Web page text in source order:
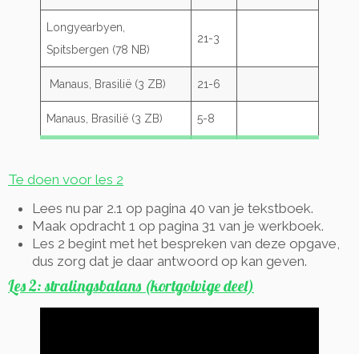
Longyearbyen,
Spitsbergen (78 NB)
21-3
Manaus, Brasilië (3 ZB) 21-6
Manaus, Brasilië (3 ZB) 5-8
Te doen voor les 2
Lees nu par 2.1 op pagina 40 van je tekstboek.
Maak opdracht 1 op pagina 31 van je werkboek.
Les 2 begint met het bespreken van deze opgave,
dus zorg dat je daar antwoord op kan geven.
Les 2: stralingsbalans (kortgolvige deel)